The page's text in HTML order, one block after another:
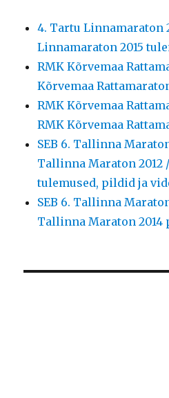
4. Tartu Linnamaraton
Linnamaraton 2015
RMK Kõrvemaa
Kõrvemaa
RMK Kõrvemaa
RMK Kõrvemaa
SEB 6. Tallinna
Tallinna Maraton 2012
tulemused, pildid ja
SEB 6. Tallinna
Tallinna Maraton 2014